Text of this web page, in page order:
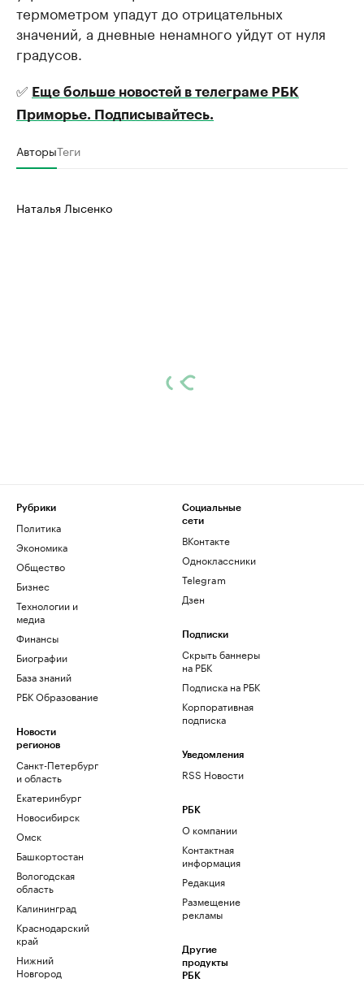
термометром упадут до отрицательных
значений, а дневные ненамного уйдут от нуля
градусов.
✅ Еще больше новостей в телеграме РБК
Приморье. Подписывайтесь.
АвторыТеги
Наталья Лысенко
Рубрики
Политика
Экономика
Общество
Бизнес
Технологии и
медиа
Финансы
Биографии
База знаний
РБК Образование
Новости
регионов
Санкт-Петербург
и область
Екатеринбург
Новосибирск
Омск
Башкортостан
Вологодская
область
Калининград
Краснодарский
край
Нижний
Новгород
Социальные
сети
ВКонтакте
Одноклассники
Telegram
Дзен
Подписки
Скрыть баннеры
на РБК
Подписка на РБК
Корпоративная
подписка
Уведомления
RSS Новости
РБК
О компании
Контактная
информация
Редакция
Размещение
рекламы
Другие
продукты
РБК